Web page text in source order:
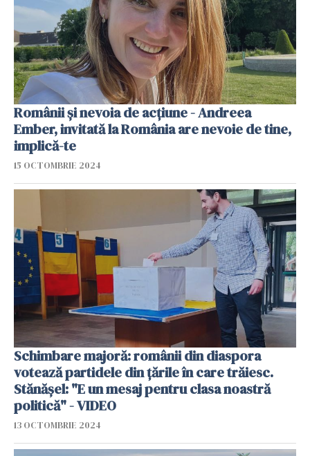
Românii și nevoia de acțiune - Andreea
Ember, invitată la România are nevoie de tine,
implică-te
15 OCTOMBRIE 2024
Schimbare majoră: românii din diaspora
votează partidele din țările în care trăiesc.
Stănășel: "E un mesaj pentru clasa noastră
politică" - VIDEO
13 OCTOMBRIE 2024